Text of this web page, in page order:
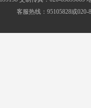
客服热线：95105828或020-